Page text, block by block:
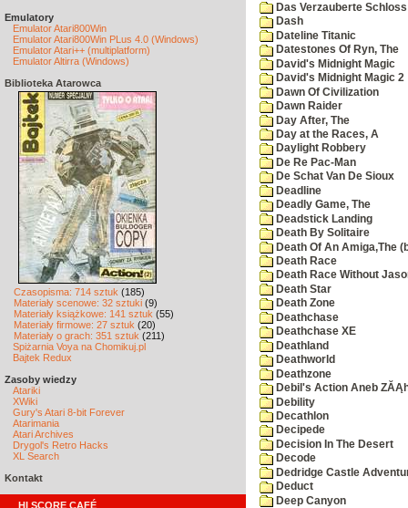
Emulatory
Emulator Atari800Win
Emulator Atari800Win PLus 4.0 (Windows)
Emulator Atari++ (multiplatform)
Emulator Altirra (Windows)
Biblioteka Atarowca
Czasopisma: 714 sztuk (185)
Materiały scenowe: 32 sztuki (9)
Materiały książkowe: 141 sztuk (55)
Materiały firmowe: 27 sztuk (20)
Materiały o grach: 351 sztuk (211)
Spiżarnia Voya na Chomikuj.pl
Bajtek Redux
Zasoby wiedzy
Atariki
XWiki
Gury's Atari 8-bit Forever
Atarimania
Atari Archives
Drygol's Retro Hacks
XL Search
Kontakt
HI SCORE CAFÉ
Das Verzauberte Schloss
Dash
Dateline Titanic
Datestones Of Ryn, The
David's Midnight Magic
David's Midnight Magic 2
Dawn Of Civilization
Dawn Raider
Day After, The
Day at the Races, A
Daylight Robbery
De Re Pac-Man
De Schat Van De Sioux
Deadline
Deadly Game, The
Deadstick Landing
Death By Solitaire
Death Of An Amiga,The
Death Race
Death Race Without
Death Star
Death Zone
Deathchase
Deathchase XE
Deathland
Deathworld
Deathzone
Debil's Action Aneb
Debility
Decathlon
Decipede
Decision In The Desert
Decode
Dedridge Castle
Deduct
Deep Canyon